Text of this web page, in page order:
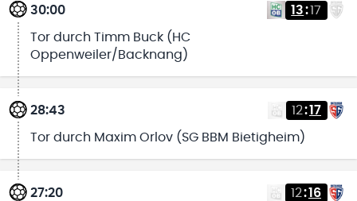
30:00 13:17
Tor durch Timm Buck (HC
Oppenweiler/Backnang)
28:43 12:17
Tor durch Maxim Orlov (SG BBM Bietigheim)
27:20 12:16